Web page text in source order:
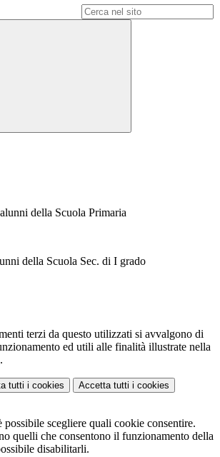
della Scuola Primaria
della Scuola Sec. di I grado
terzi da questo utilizzati si avvalgono di
ed utili alle finalità illustrate nella
.
tutti i cookies Accetta tutti i cookies
possibile scegliere quali cookie consentire.
quelli che consentono il funzionamento della
disabilitarli.